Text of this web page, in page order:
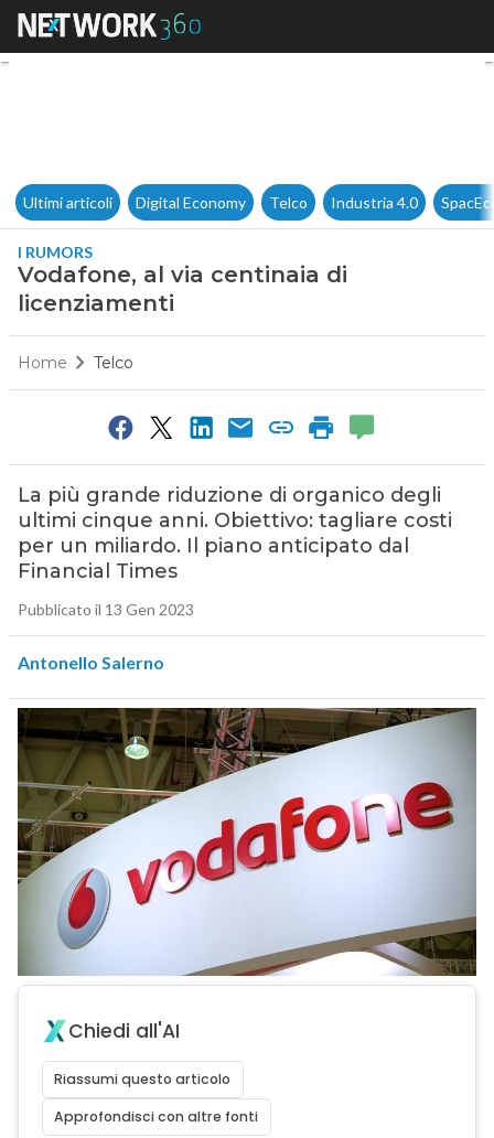
Vodafone, al via centinaia di
Ultimi articoli Digital Economy Telco Industria 4.0
I RUMORS
Vodafone, al via centinaia di
licenziamenti
Home Telco
La più grande riduzione di organico degli
ultimi cinque anni. Obiettivo: tagliare costi
per un miliardo. Il piano anticipato dal
Financial Times
Pubblicato il 13 Gen 2023
Antonello Salerno
Chiedi all'AI
Riassumi questo articolo
Approfondisci con altre fonti